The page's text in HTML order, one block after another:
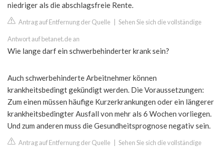
niedriger als die abschlagsfreie Rente.
Antrag auf Entfernung der Quelle Sehen Sie sich die vollständige
Antwort auf betanet.de an
Wie lange darf ein schwerbehinderter krank sein?
Auch schwerbehinderte Arbeitnehmer können
krankheitsbedingt gekündigt werden. Die Voraussetzungen:
Zum einen müssen häufige Kurzerkrankungen oder ein längerer
krankheitsbedingter Ausfall von mehr als 6 Wochen vorliegen.
Und zum anderen muss die Gesundheitsprognose negativ sein.
Antrag auf Entfernung der Quelle Sehen Sie sich die vollständige